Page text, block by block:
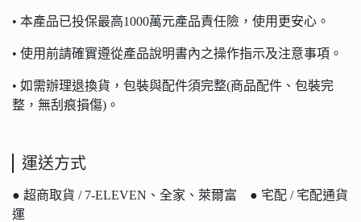
• 本產品已投保最高1000萬元產品責任險，使用更安心。
• 使用前請確實遵從產品說明書內之操作指示及注意事項。
• 如需辦理退換貨，包裝與配件須完整(商品配件、包裝完
整，無刮痕損傷)。
運送方式
● 超商取貨 / 7-ELEVEN、全家、萊爾富 ● 宅配 / 宅配通貨
運